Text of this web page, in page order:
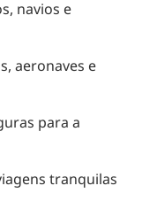
navios e
aeronaves e
para a
tranquilas